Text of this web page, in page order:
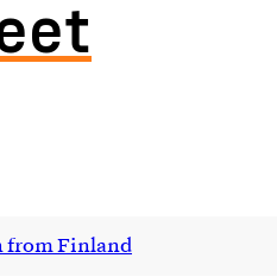
from Finland